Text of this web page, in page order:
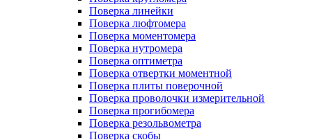
Поверка линейки
Поверка люфтомера
Поверка моментомера
Поверка нутромера
Поверка оптиметра
Поверка отвертки моментной
Поверка плиты поверочной
Поверка проволочки измерительной
Поверка прогибомера
Поверка резольвометра
Поверка скобы